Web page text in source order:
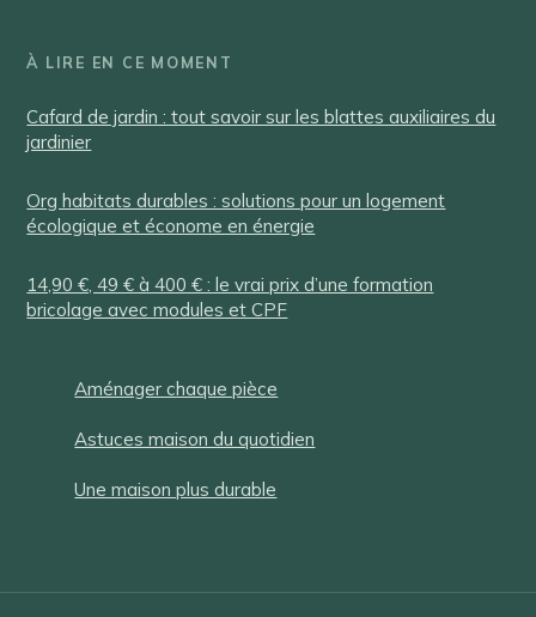
À LIRE EN CE MOMENT
Cafard de jardin : tout savoir sur les blattes auxiliaires du
jardinier
Org habitats durables : solutions pour un logement
écologique et économe en énergie
14,90 €, 49 € à 400 € : le vrai prix d’une formation
bricolage avec modules et CPF
Aménager chaque pièce
Astuces maison du quotidien
Une maison plus durable